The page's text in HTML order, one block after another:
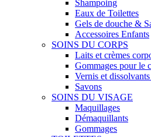
Shampoing
Eaux de Toilettes
Gels de douche &
Accessoires Enfants
SOINS DU CORPS
Laits et crèmes
Gommages pour le
Vernis et
Savons
SOINS DU VISAGE
Maquillages
Démaquillants
Gommages